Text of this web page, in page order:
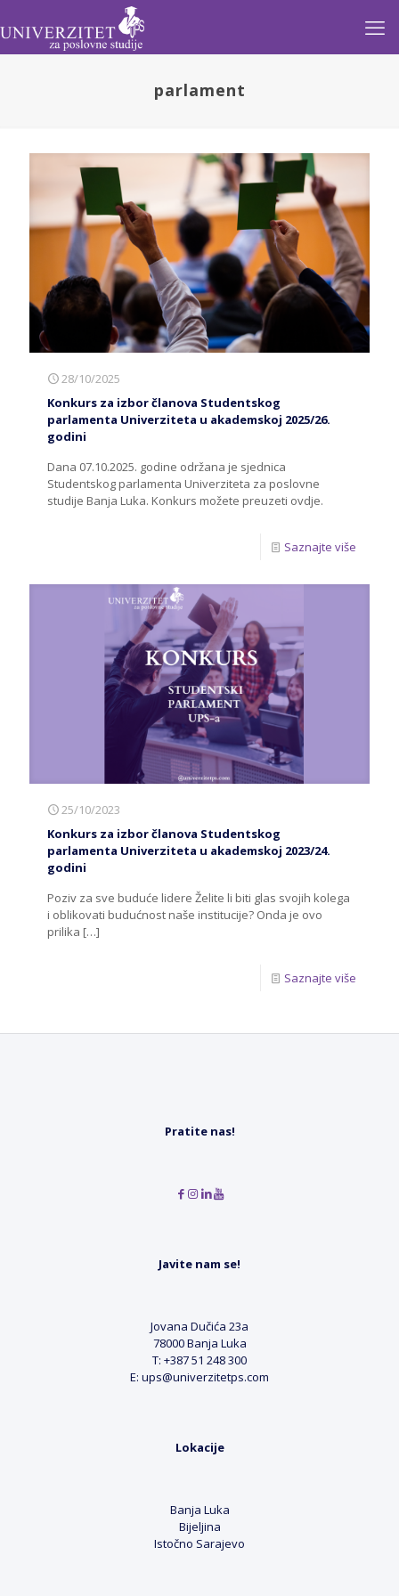
parlament
28/10/2025
Konkurs za izbor članova Studentskog
parlamenta Univerziteta u akademskoj 2025/26.
godini
Dana 07.10.2025. godine održana je sjednica
Studentskog parlamenta Univerziteta za poslovne
studije Banja Luka. Konkurs možete preuzeti ovdje.
Saznajte više
25/10/2023
Konkurs za izbor članova Studentskog
parlamenta Univerziteta u akademskoj 2023/24.
godini
Poziv za sve buduće lidere Želite li biti glas svojih kolega
i oblikovati budućnost naše institucije? Onda je ovo
prilika […]
Saznajte više
Pratite nas!
Javite nam se!
Jovana Dučića 23a
78000 Banja Luka
T: +387 51 248 300
E: ups@univerzitetps.com
Lokacije
Banja Luka
Bijeljina
Istočno Sarajevo